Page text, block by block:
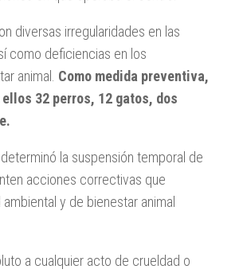
diversas irregularidades en las
como deficiencias en los
animal. Como medida preventiva,
32 perros, 12 gatos, dos
determinó la suspensión temporal de
acciones correctivas que
y de bienestar animal
a cualquier acto de crueldad o